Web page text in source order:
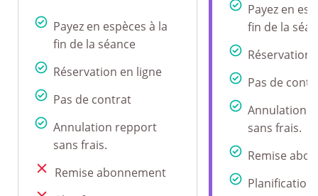
Payez en
fin de la
Réservation
Pas de
Annulation
sans frais.
Remise
Planification
Payez en espèces à la
fin de la séance
Réservation en ligne
Pas de contrat
Annulation repport
sans frais.
Remise abonnement